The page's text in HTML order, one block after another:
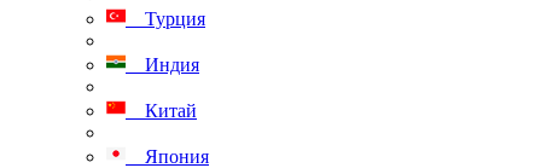
Турция
Индия
Китай
Япония